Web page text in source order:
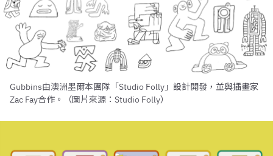
Gubbins由澳洲墨爾本團隊「Studio Folly」設計開發，並與插畫家
Zac Fay合作。（圖片來源：Studio Folly）